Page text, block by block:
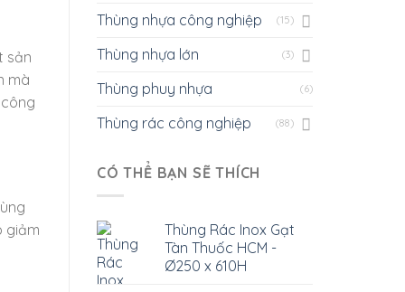
sản
mà
giảm
Thùng nhựa công nghiệp (15)
Thùng nhựa lớn (3)
Thùng phuy nhựa (6)
Thùng rác công nghiệp (88)
CÓ THỂ BẠN SẼ THÍCH
Thùng Rác Inox Gạt
Tàn Thuốc HCM -
Ø250 x 610H